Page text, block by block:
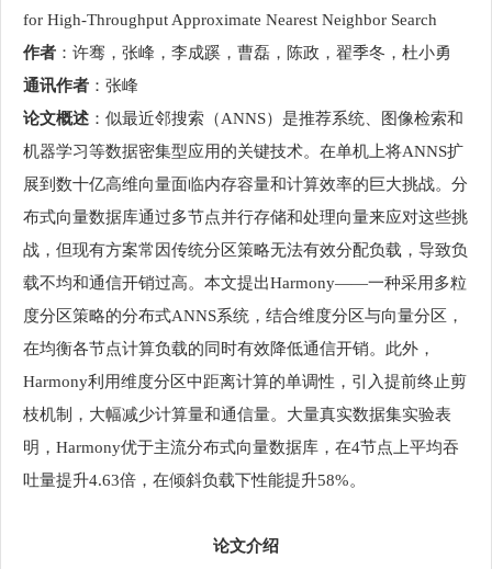
for High-Throughput Approximate Nearest Neighbor Search
作者 ：许骞，张峰，李成蹊，曹磊，陈政，翟季冬，杜小勇
通讯作者 ：张峰
论文概述 ：似最近邻搜索（ANNS）是推荐系统、图像检索和
机器学习等数据密集型应用的关键技术。在单机上将ANNS扩
展到数十亿高维向量面临内存容量和计算效率的巨大挑战。分
布式向量数据库通过多节点并行存储和处理向量来应对这些挑
战，但现有方案常因传统分区策略无法有效分配负载，导致负
载不均和通信开销过高。本文提出Harmony——一种采用多粒
度分区策略的分布式ANNS系统，结合维度分区与向量分区，
在均衡各节点计算负载的同时有效降低通信开销。此外，
Harmony利用维度分区中距离计算的单调性，引入提前终止剪
枝机制，大幅减少计算量和通信量。大量真实数据集实验表
明，Harmony优于主流分布式向量数据库，在4节点上平均吞
吐量提升4.63倍，在倾斜负载下性能提升58%。
论文介绍